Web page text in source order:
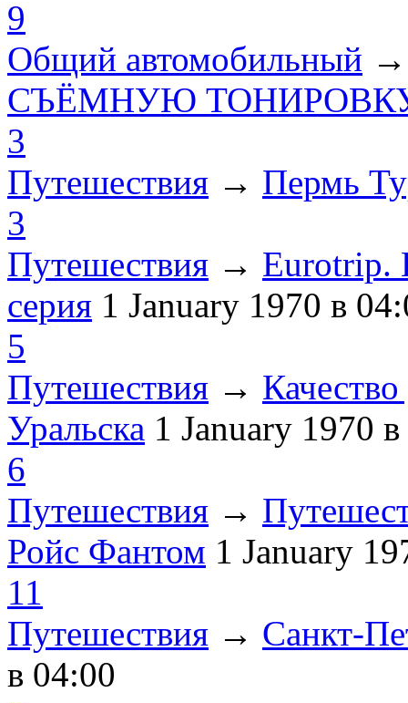
9
Общий автомобильный
СЪЁМНУЮ
3
Путешествия → Пермь
3
Путешествия → Eurotrip.
серия 1 January 1970 в
5
Путешествия →
Уральска 1 January 1970
6
Путешествия →
Ройс Фантом 1 January
11
Путешествия → Санкт-
в 04:00